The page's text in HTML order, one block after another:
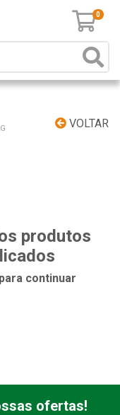
0
VOLTAR
produtos
continuar
ofertas!